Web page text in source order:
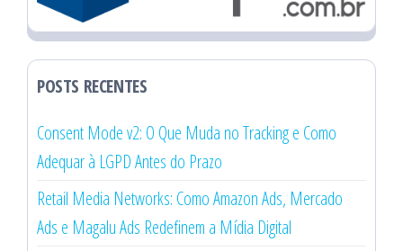
POSTS RECENTES
Consent Mode v2: O Que Muda no Tracking e Como
Adequar à LGPD Antes do Prazo
Retail Media Networks: Como Amazon Ads, Mercado
Ads e Magalu Ads Redefinem a Mídia Digital